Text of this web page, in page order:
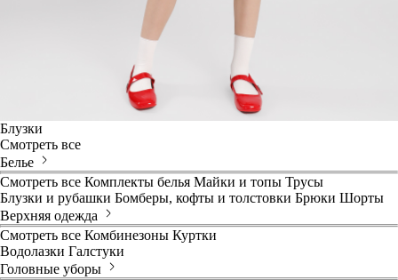
Блузки
Смотреть все
Белье
Смотреть все Комплекты белья Майки и топы Трусы
Блузки и рубашки Бомберы, кофты и толстовки Брюки Шорты
Верхняя одежда
Смотреть все Комбинезоны Куртки
Водолазки Галстуки
Головные уборы